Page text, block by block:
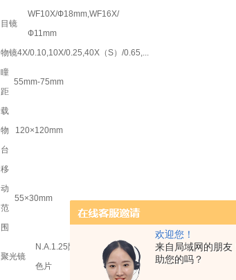
欢迎您！
来自局域网的朋友
助您的吗？
目镜
WF10X/Ф18mm,WF16X/
Ф11mm
物镜4X/0.10,10X/0.25,40X（S）/0.65,...
瞳
距
55mm-75mm
载
物
台
120×120mm
移
动
范
围
55×30mm
聚光镜
N.A.1.25阿贝聚光镜带可变光栏及滤
色片